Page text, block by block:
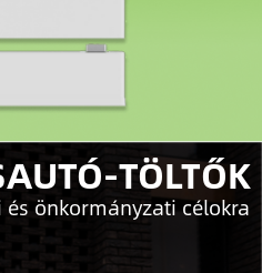
TÖLTŐK
önkormányzati célokra